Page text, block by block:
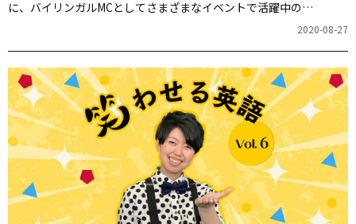
に、バイリンガルMCとしてさまざまなイベントで活躍中の
語」の第7回は、英語で「愛される笑い」を取るコツについてです。
2020-08-27